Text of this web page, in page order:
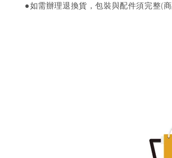
●如需辦理退換貨，包裝與配件須完整(